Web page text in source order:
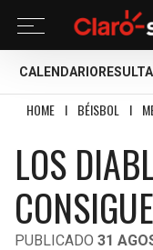
CALENDARIO
HOME I BÉISBOL I
LOS
PUBLICADO 31